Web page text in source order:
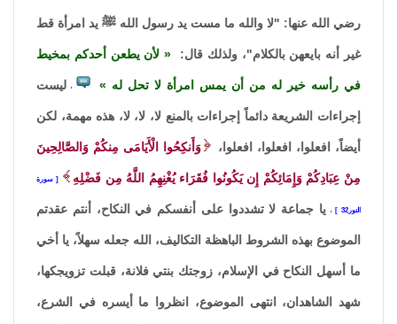
رضي الله عنها: "لا والله ما مست يد رسول الله ﷺ يد امرأة قط
غير أنه بايعهن بالكلام"، ولذلك قال: لأن يطعن أحدكم بمخيط
في رأسه خير له من أن يمس امرأة لا تحل له ، ليست
إجراءات الشريعة دائماً إجراءات بالمنع لا، لا، لا، هذه مهمة، لكن
أيضاً، افعلوا، افعلوا، افعلوا، وَأَنكِحُوا الْأَيَامَى مِنكُمْ وَالصَّالِحِينَ
مِنْ عِبَادِكُمْ وَإِمَائِكُمْ إِن يَكُونُوا فُقَرَاء يُغْنِهِمُ اللَّهُ مِن فَضْلِهِ سورة
النور32 ،يا جماعة لا تشددوا على أنفسكم في النكاح، أنتم عقدتم
الموضوع بهذه الشروط الباهظة التكاليف، الله جعله سهلاً، يا أخي
ما أسهل النكاح في الإسلام، زوجتك بنتي فلانة، قبلت تزويجكها،
شهد الشاهدان، انتهى الموضوع، انظروا ما أيسره في الشرع،